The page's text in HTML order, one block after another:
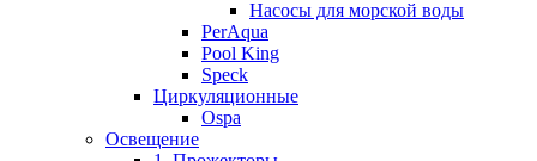
Насосы для морской воды
PerAqua
Pool King
Speck
Циркуляционные
Ospa
Освещение